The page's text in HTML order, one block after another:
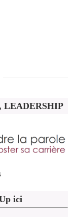
LEADERSHIP
ici